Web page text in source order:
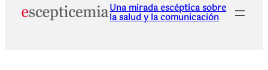
Una mirada escéptica sobre
la salud y la comunicación